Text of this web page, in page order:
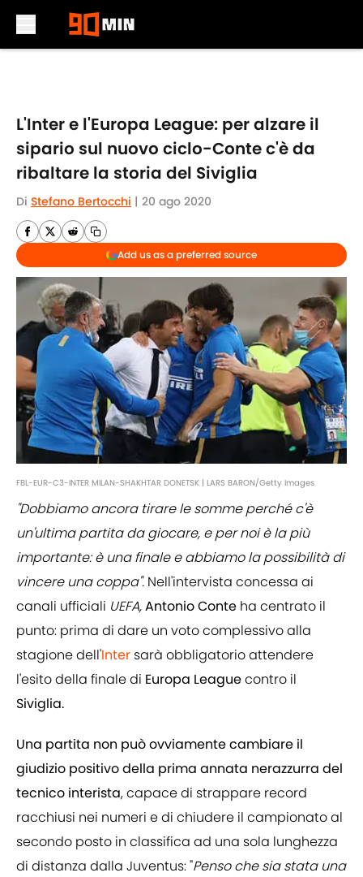
L'Inter e l'Europa League: per alzare il
sipario sul nuovo ciclo-Conte c'è da
ribaltare la storia del Siviglia
Di Stefano Bertocchi | 20 ago 2020
Add us as a preferred source
FBL-EUR-C3-INTER MILAN-SHAKHTAR DONETSK | LARS BARON/Getty Images
"Dobbiamo ancora tirare le somme perché c'è
un'ultima partita da giocare, e per noi è la più
importante: è una finale e abbiamo la possibilità di
vincere una coppa". Nell'intervista concessa ai
canali ufficiali UEFA,Antonio Conte ha centrato il
punto: prima di dare un voto complessivo alla
stagione dell'Inter sarà obbligatorio attendere
l'esito della finale di Europa Leaguecontro il
Siviglia.
Una partita non può ovviamente cambiare il
giudizio positivo della prima annata nerazzurra del
tecnico interista, capace di strappare record
racchiusi nei numeri e di chiudere il campionato al
secondo posto in classifica ad una sola lunghezza
di distanza dalla Juventus: "Penso che sia stata una